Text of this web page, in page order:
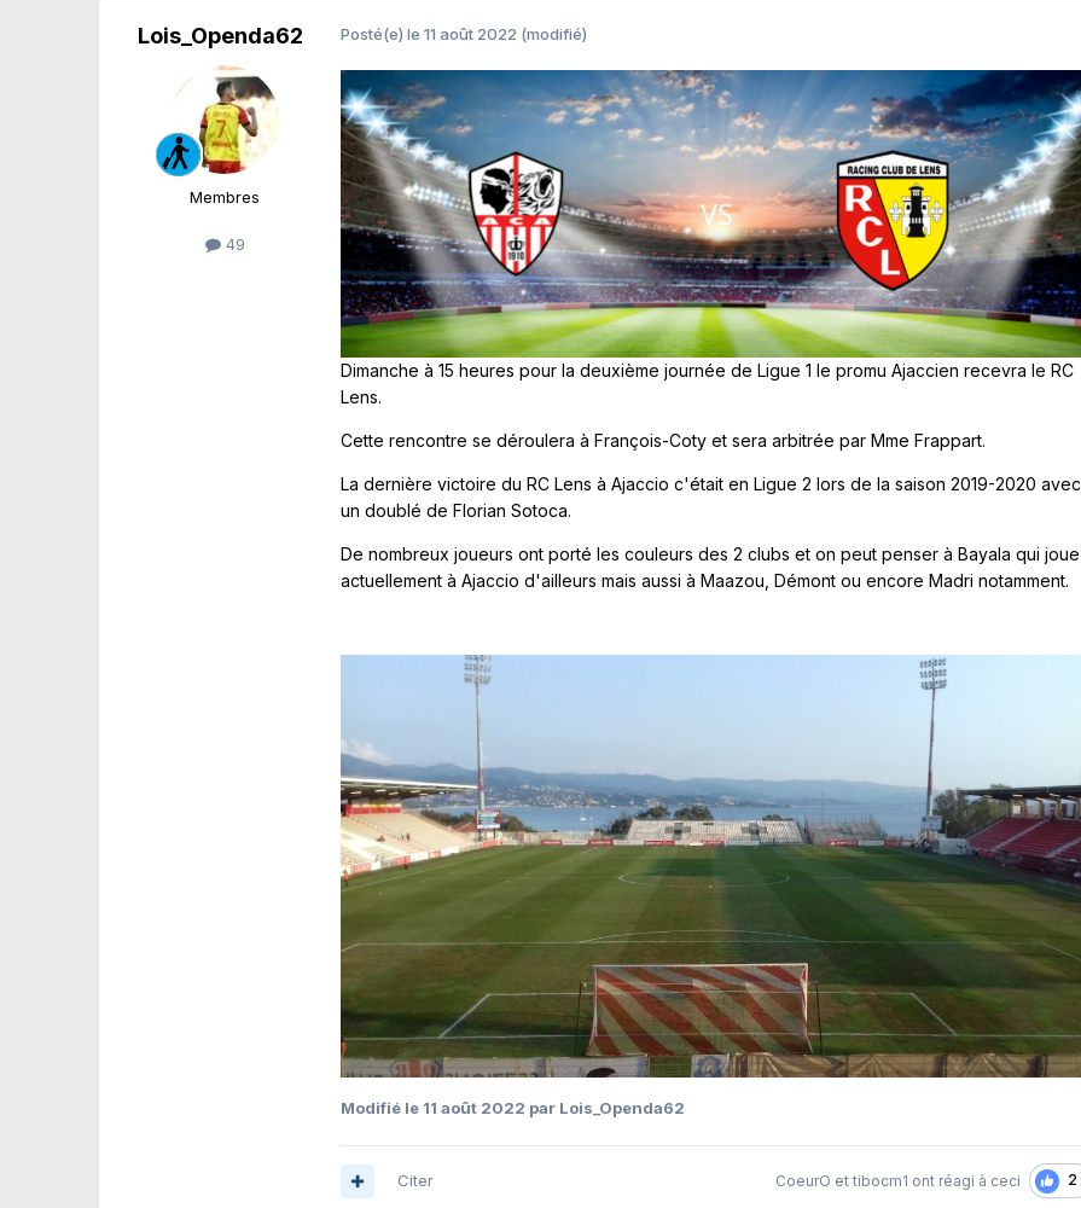
Lois_Openda62
Membres
49
Posté(e)le 11 août 2022 (modifié)
Dimanche à 15 heures pour la deuxième journée de Ligue 1 le promu Ajaccien recevra le RC
Lens.
Cette rencontre se déroulera à François-Coty et sera arbitrée par Mme Frappart.
La dernière victoire du RC Lens à Ajaccio c'était en Ligue 2 lors de la saison 2019-2020 avec
un doublé de Florian Sotoca.
De nombreux joueurs ont porté les couleurs des 2 clubs et on peut penser à Bayala qui joue
actuellement à Ajaccio d'ailleurs mais aussi à Maazou, Démont ou encore Madri notamment.
Modifié le 11 août 2022 par Lois_Openda62
CoeurO ettibocm1 ont réagi à ceci 2
Citer